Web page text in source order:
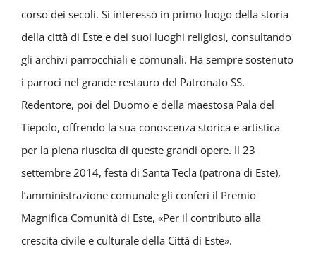
corso dei secoli. Si interessò in primo luogo della storia
della città di Este e dei suoi luoghi religiosi, consultando
gli archivi parrocchiali e comunali. Ha sempre sostenuto
i parroci nel grande restauro del Patronato SS.
Redentore, poi del Duomo e della maestosa Pala del
Tiepolo, offrendo la sua conoscenza storica e artistica
per la piena riuscita di queste grandi opere. Il 23
settembre 2014, festa di Santa Tecla (patrona di Este),
l’amministrazione comunale gli conferì il Premio
Magnifica Comunità di Este, «Per il contributo alla
crescita civile e culturale della Città di Este».